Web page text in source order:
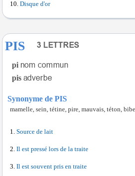
Disque d'or
PIS
pi
pis
Synonyme de PIS
mamelle, sein, tétine, pire, mauvais, téton,
Source de lait
Il est pressé lors de la traite
Il est souvent pris en traite